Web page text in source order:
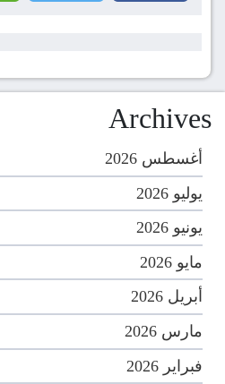
Archives
أغسطس 2026
يوليو 2026
يونيو 2026
مايو 2026
أبريل 2026
مارس 2026
فبراير 2026